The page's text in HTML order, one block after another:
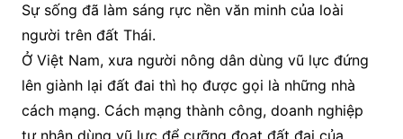
Sự sống đã làm sáng rực nền văn minh của loài
người trên đất Thái.
Ở Việt Nam, xưa người nông dân dùng vũ lực đứng
lên giành lại đất đai thì họ được gọi là những nhà
cách mạng. Cách mạng thành công, doanh nghiệp
tư nhân dùng vũ lực để cưỡng đoạt đất đai của